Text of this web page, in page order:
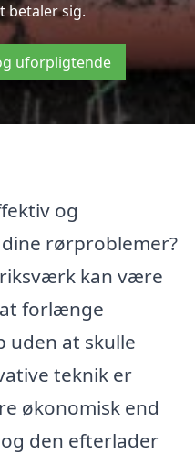
betaler sig.
uforpligtende
og
rørproblemer?
kan være
forlænge
uden at skulle
teknik er
økonomisk end
den efterlader